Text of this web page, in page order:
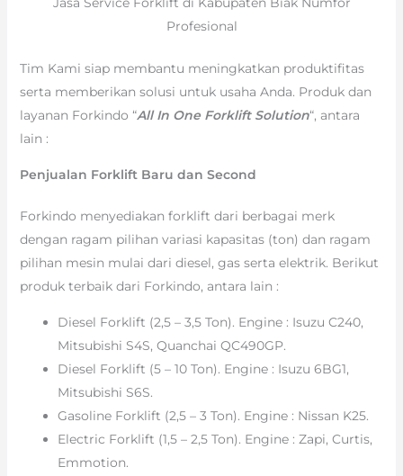
Profesional
Tim Kami siap membantu meningkatkan produktifitas
serta memberikan solusi untuk usaha Anda. Produk dan
layanan Forkindo “All In One Forklift Solution“, antara
lain :
Penjualan Forklift Baru dan Second
Forkindo menyediakan forklift dari berbagai merk
dengan ragam pilihan variasi kapasitas (ton) dan ragam
pilihan mesin mulai dari diesel, gas serta elektrik. Berikut
produk terbaik dari Forkindo, antara lain :
Diesel Forklift (2,5 – 3,5 Ton). Engine : Isuzu C240,
Mitsubishi S4S, Quanchai QC490GP.
Diesel Forklift (5 – 10 Ton). Engine : Isuzu 6BG1,
Mitsubishi S6S.
Gasoline Forklift (2,5 – 3 Ton). Engine : Nissan K25.
Electric Forklift (1,5 – 2,5 Ton). Engine : Zapi, Curtis,
Emmotion.